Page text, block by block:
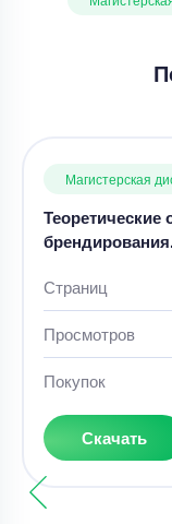
Магистерская
Теоретические
Страниц
Просмотров
Покупок
Скачать